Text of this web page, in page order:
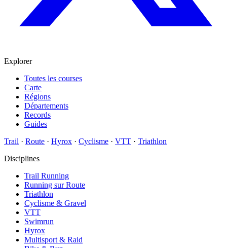
Explorer
Toutes les courses
Carte
Régions
Départements
Records
Guides
Trail · Route · Hyrox · Cyclisme · VTT · Triathlon
Disciplines
Trail Running
Running sur Route
Triathlon
Cyclisme & Gravel
VTT
Swimrun
Hyrox
Multisport & Raid